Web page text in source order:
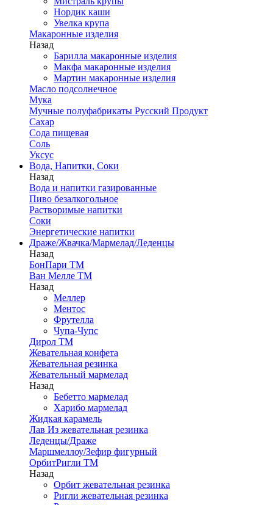
Нордик каши
Увелка крупа
Макаронные изделия
Назад
Барилла макаронные изделия
Макфа макаронные изделия
Мартин макаронные изделия
Масло подсолнечное
Мука
Мучные полуфабрикаты Русский Продукт
Сахар
Сода пищевая
Соль
Уксус
Вода, Напитки, Соки
Назад
Вода и напитки газированные
Пиво безалкогольное
Растворимые напитки
Соки
Энергетические напитки
Драже/Жвачка/Мармелад/Леденцы
Назад
БонПари ТМ
Ван Мелле ТМ
Назад
Меллер
Ментос
Фрутелла
Чупа-Чупс
Дирол ТМ
Жевательная конфета
Жевательная резинка
Жевательный мармелад
Назад
Бебетто мармелад
Харибо мармелад
Жидкая карамель
Лав Из жевательная резинка
Леденцы/Драже
Маршмеллоу/Зефир фигурный
ОрбитРигли ТМ
Назад
Орбит жевательная резинка
Ригли жевательная резинка